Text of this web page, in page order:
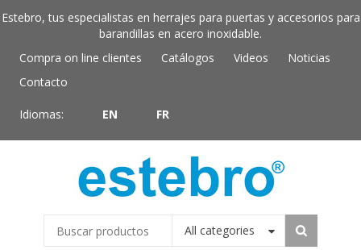
Estebro, tus especialistas en herrajes para puertas y accesorios para
barandillas en acero inoxidable.
Compra on line clientes
Catálogos Videos
Noticias
Contacto
Idiomas: EN FR
All categories